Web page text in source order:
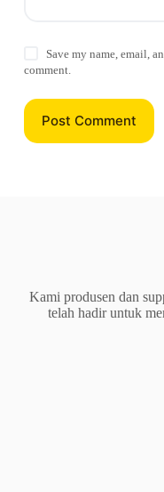
Save my name, email,
comment.
Post Comment
Kami produsen dan
telah hadir untuk